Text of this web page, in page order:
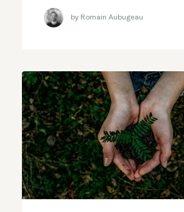
by Romain Aubugeau